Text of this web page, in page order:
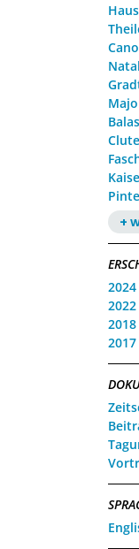
+
2024
2022
2018
2017